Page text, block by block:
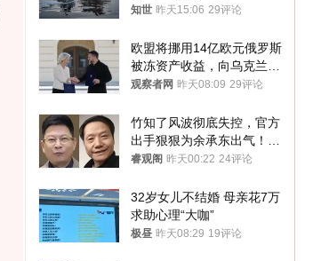
知世 昨天15:06 29评论
欧盟将挪用14亿欧元俄罗斯
被冻资产收益，向乌克兰提
供援助
观察者网 昨天08:09 29评论
竹知了风波彻底失控，官方
出手狠狠为余承东出气！雷
军果然没说错
睿观阁 昨天00:22 24评论
32岁女儿不结婚 母亲花7万
求助心理“大咖”
极昼 昨天08:29 19评论